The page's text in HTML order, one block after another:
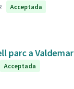
Acceptada
Arreglar el camino de Calafell parc a Valdemar
Acceptada